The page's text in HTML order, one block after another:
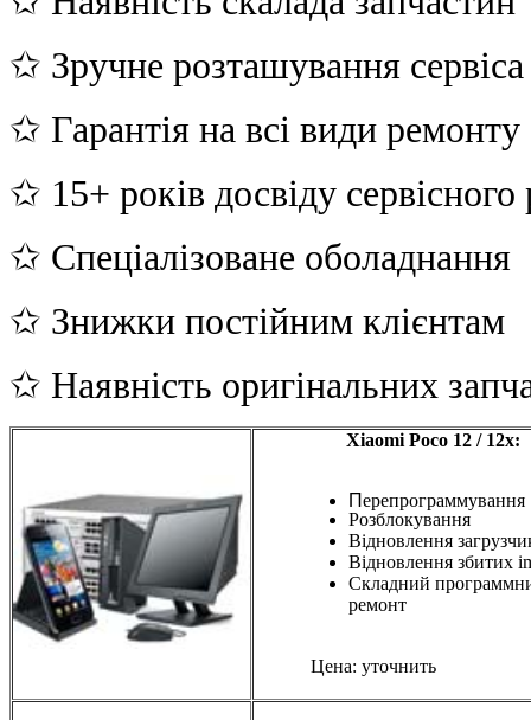
✩ Зручне розташування сервіса
✩ Гарантія на всі види ремонту
✩ 15+ років досвіду
✩ Спеціалізоване оболаднання
✩ Знижки постійним клієнтам
✩ Наявність оригінальних
Xiaomi Poco 12 / 12x:
Перепрограммування
Розблокування
Відновлення
Відновлення збитих
Складний
ремонт
Цена: уточнить